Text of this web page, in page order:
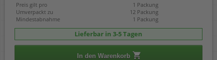
Preis gilt pro
1 Packung
Umverpackt zu
12 Packung
Mindestabnahme
1 Packung
Lieferbar in 3-5 Tagen
In den Warenkorb